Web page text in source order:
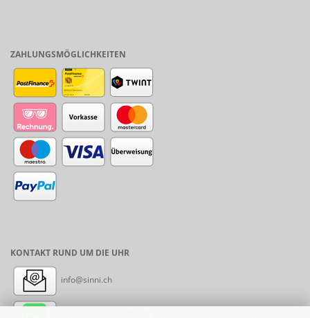
ZAHLUNGSMÖGLICHKEITEN
KONTAKT RUND UM DIE UHR
info@sinni.ch